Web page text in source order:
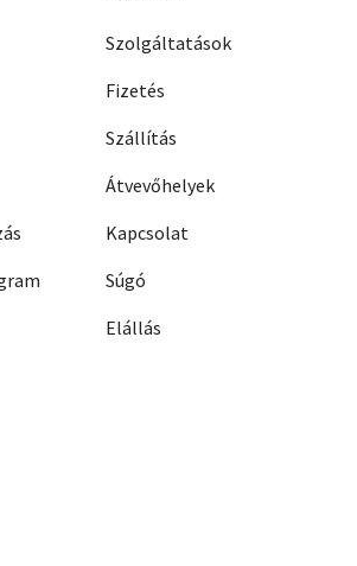
Szolgáltatások
Fizetés
Szállítás
Átvevőhelyek
Kapcsolat
Súgó
Elállás